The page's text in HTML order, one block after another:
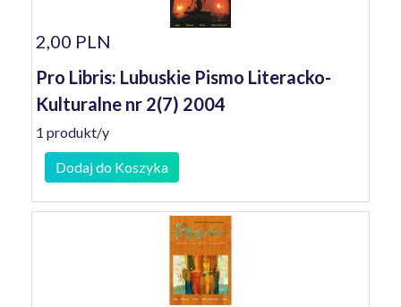
2,00 PLN
Pro Libris: Lubuskie Pismo Literacko-
Kulturalne nr 2(7) 2004
1 produkt/y
Dodaj do Koszyka